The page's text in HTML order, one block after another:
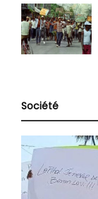
Société